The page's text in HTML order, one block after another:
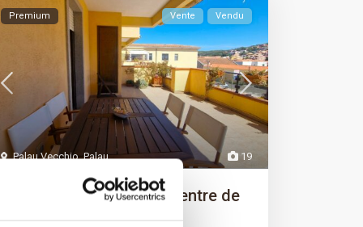
19
Palau Vecchio,Palau
Premium Vente Vendu
Apartement lumineeux centre de
Palau